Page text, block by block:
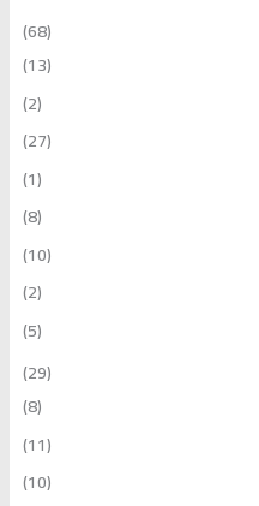
(68)
(13)
(2)
(27)
(1)
(8)
(10)
(2)
(5)
(29)
(8)
(11)
(10)